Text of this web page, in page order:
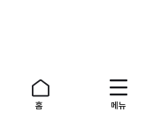
홈 메뉴